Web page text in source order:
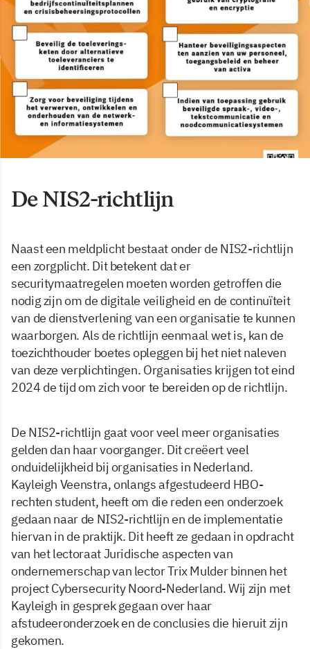
De NIS2-richtlijn
Naast een meldplicht bestaat onder de NIS2-richtlijn
een zorgplicht. Dit betekent dat er
securitymaatregelen moeten worden getroffen die
nodig zijn om de digitale veiligheid en de continuïteit
van de dienstverlening van een organisatie te kunnen
waarborgen. Als de richtlijn eenmaal wet is, kan de
toezichthouder boetes opleggen bij het niet naleven
van deze verplichtingen. Organisaties krijgen tot eind
2024 de tijd om zich voor te bereiden op de richtlijn.
De NIS2-richtlijn gaat voor veel meer organisaties
gelden dan haar voorganger. Dit creëert veel
onduidelijkheid bij organisaties in Nederland.
Kayleigh Veenstra, onlangs afgestudeerd HBO-
rechten student, heeft om die reden een onderzoek
gedaan naar de NIS2-richtlijn en de implementatie
hiervan in de praktijk. Dit heeft ze gedaan in opdracht
van het lectoraat Juridische aspecten van
ondernemerschap van lector Trix Mulder binnen het
project Cybersecurity Noord-Nederland. Wij zijn met
Kayleigh in gesprek gegaan over haar
afstudeeronderzoek en de conclusies die hieruit zijn
gekomen.